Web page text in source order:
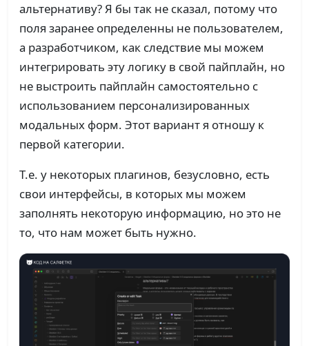
альтернативу? Я бы так не сказал, потому что
поля заранее определенны не пользователем,
а разработчиком, как следствие мы можем
интегрировать эту логику в свой пайплайн, но
не выстроить пайплайн самостоятельно с
использованием персонализированных
модальных форм. Этот вариант я отношу к
первой категории.
Т.е. у некоторых плагинов, безусловно, есть
свои интерфейсы, в которых мы можем
заполнять некоторую информацию, но это не
то, что нам может быть нужно.